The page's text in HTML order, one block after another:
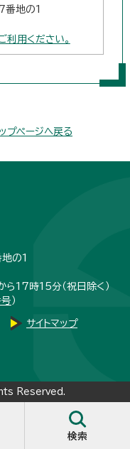
地の1
利用ください。
ップページへ戻る
検索
の1
17時15分（祝日除く）
）
サイトマップ
Reserved.